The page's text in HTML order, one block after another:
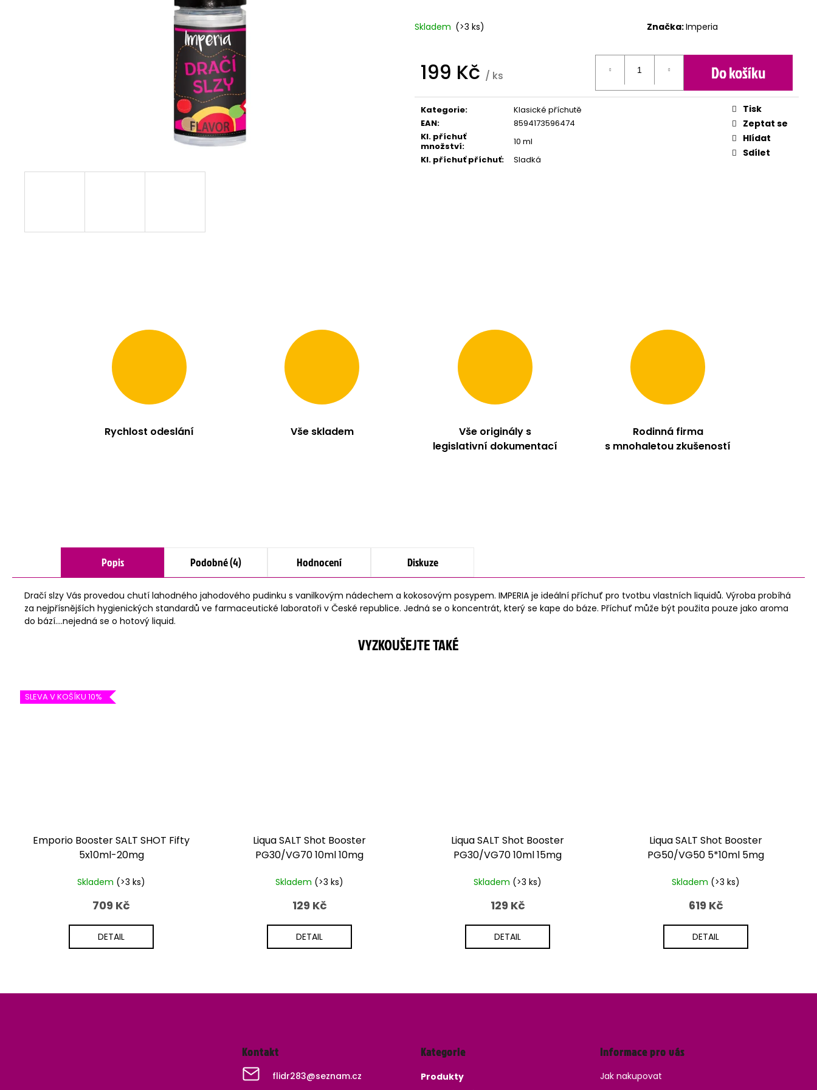
Skladem (>3 ks) Značka:Imperia
199 Kč / ks
cena:
Do košíku
Kategorie:
Klasické příchutě
EAN:
8594173596474
Kl. příchuť
množství:
10 ml
Kl. příchuť příchuť: Sladká
Tisk
Zeptat se
Hlídat
Sdílet
Rychlost odeslání Vše skladem
Vše originály s
legislativní dokumentací
Rodinná firma
s mnohaletou zkušeností
Popis Podobné (4) Hodnocení Diskuze
Dračí slzy Vás provedou chutí lahodného jahodového pudinku s vanilkovým nádechem a kokosovým posypem. IMPERIA je ideální příchuť pro tvotbu vlastních liquidů. Výroba probíhá
za nejpřísnějších hygienických standardů ve farmaceutické laboratoři v České republice. Jedná se o koncentrát, který se kape do báze. Příchuť může být použita pouze jako aroma
do bází....nejedná se o hotový liquid.
SLEVA V KOŠÍKU 10%
Emporio Booster SALT SHOT Fifty
5x10ml-20mg
Skladem (>3 ks)
709 Kč
DETAIL
Liqua SALT Shot Booster
PG30/VG70 10ml 10mg
Skladem (>3 ks)
129 Kč
DETAIL
Liqua SALT Shot Booster
PG30/VG70 10ml 15mg
Skladem (>3 ks)
129 Kč
DETAIL
Liqua SALT Shot Booster
PG50/VG50 5*10ml 5mg
Skladem (>3 ks)
619 Kč
DETAIL
Kontakt
flidr283@seznam.cz
kategorie
Kategorie
Produkty
Informace pro vás
Jak nakupovat